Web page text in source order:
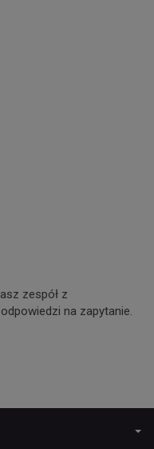
zespół z
na zapytanie.